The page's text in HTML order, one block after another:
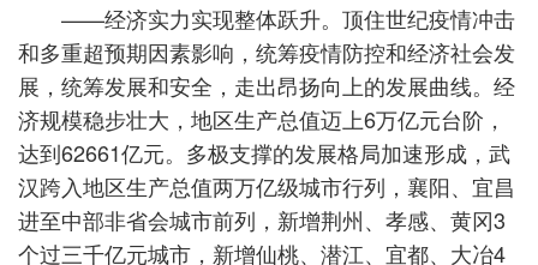
——经济实力实现整体跃升。顶住世纪疫情冲击
和多重超预期因素影响，统筹疫情防控和经济社会发
展，统筹发展和安全，走出昂扬向上的发展曲线。经
济规模稳步壮大，地区生产总值迈上6万亿元台阶，
达到62661亿元。多极支撑的发展格局加速形成，武
汉跨入地区生产总值两万亿级城市行列，襄阳、宜昌
进至中部非省会城市前列，新增荆州、孝感、黄冈3
个过三千亿元城市，新增仙桃、潜江、宜都、大冶4